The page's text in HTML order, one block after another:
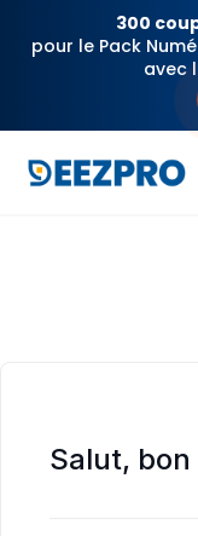
300
pour le Pack
avec
content
Salut,